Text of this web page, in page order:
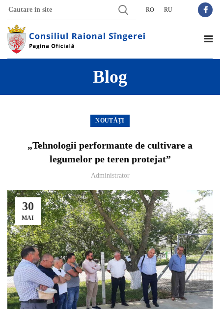
RO RU
Blog
NOUTĂȚI
„Tehnologii performante de cultivare a
legumelor pe teren protejat”
Administrator
30
MAI